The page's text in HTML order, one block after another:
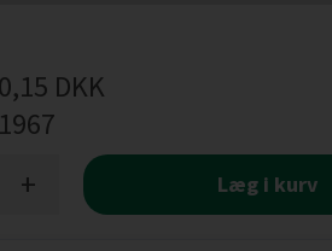
DKK
+ Læg i kurv